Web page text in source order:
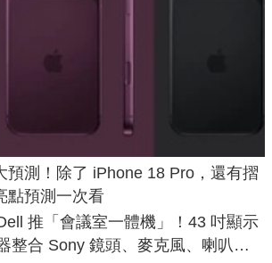
預測！除了 iPhone 18 Pro，還有摺
點預測一次看
推「會議室一體機」！43 吋顯示
整合 Sony 鏡頭、麥克風、喇叭，